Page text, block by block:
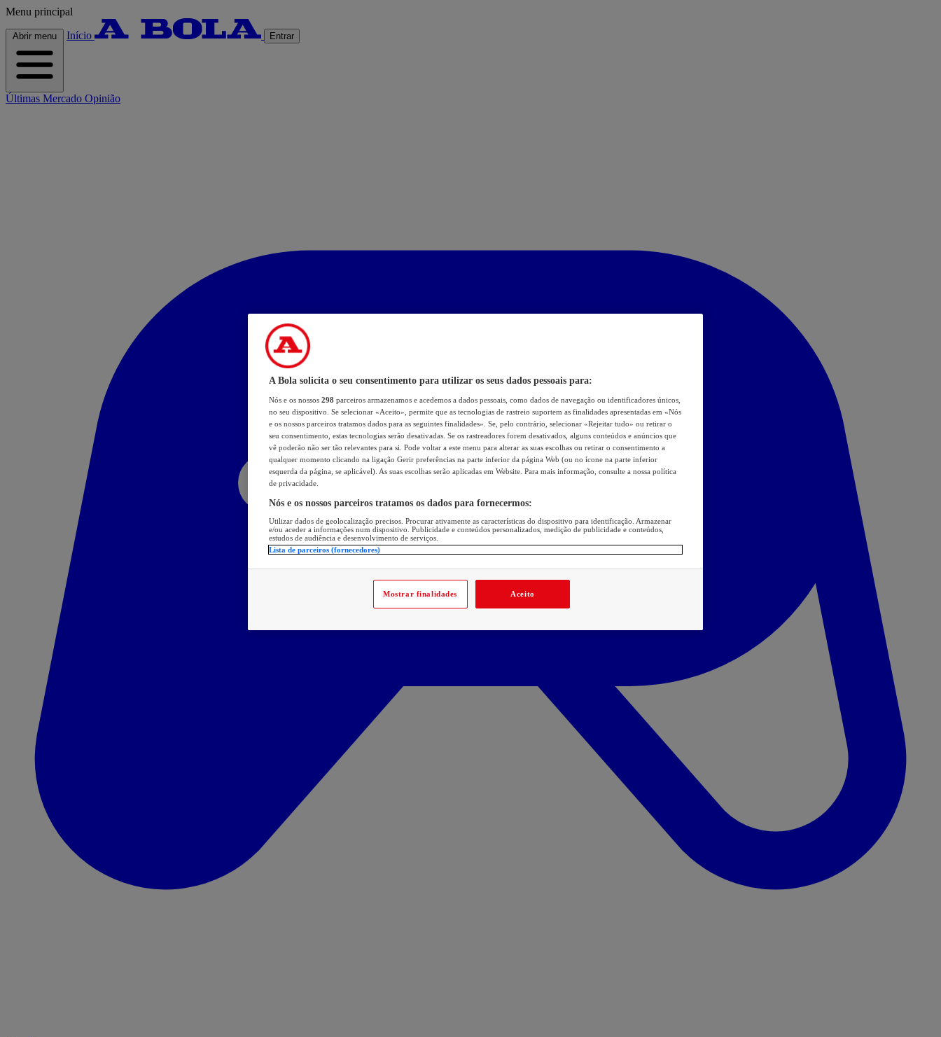
Menu principal
Abrir menu Início Entrar
Últimas Mercado Opinião
A Bola solicita o seu consentimento para utilizar os seus dados pessoais para:
Nós e os nossos 298 parceiros armazenamos e acedemos a dados pessoais, como dados de navegação ou identificadores únicos,
no seu dispositivo. Se selecionar «Aceito», permite que as tecnologias de rastreio suportem as finalidades apresentadas em «Nós
e os nossos parceiros tratamos dados para as seguintes finalidades». Se, pelo contrário, selecionar «Rejeitar tudo» ou retirar o
seu consentimento, estas tecnologias serão desativadas. Se os rastreadores forem desativados, alguns conteúdos e anúncios que
vê poderão não ser tão relevantes para si. Pode voltar a este menu para alterar as suas escolhas ou retirar o consentimento a
qualquer momento clicando na ligação Gerir preferências na parte inferior da página Web (ou no ícone na parte inferior
esquerda da página, se aplicável). As suas escolhas serão aplicadas em Website. Para mais informação, consulte a nossa política
de privacidade.
Nós e os nossos parceiros tratamos os dados para fornecermos:
Utilizar dados de geolocalização precisos. Procurar ativamente as características do dispositivo para identificação. Armazenar
e/ou aceder a informações num dispositivo. Publicidade e conteúdos personalizados, medição de publicidade e conteúdos,
estudos de audiência e desenvolvimento de serviços.
Lista de parceiros (fornecedores)
Mostrar finalidades Aceito